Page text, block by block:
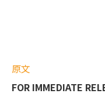
原文
FOR IMMEDIATE